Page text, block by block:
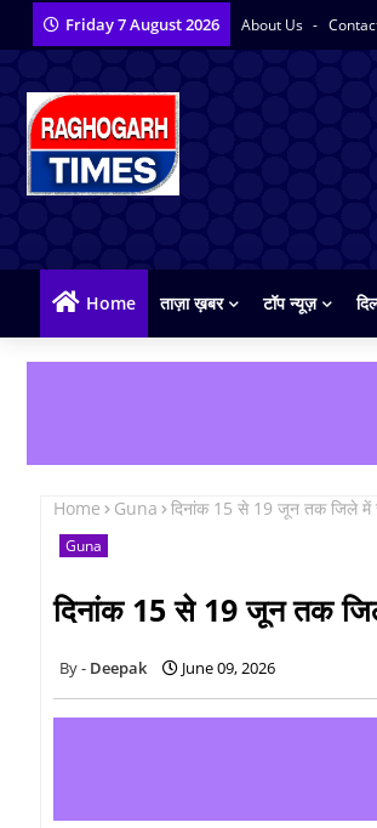
Friday 7 August 2026 About Us
Home ताज़ा ख़बर टॉप न्यूज़
Home Guna दिनांक 15 से 19 जून तक जिले में
Guna
दिनांक 15 से 19 जून तक
Deepak June 09, 2026